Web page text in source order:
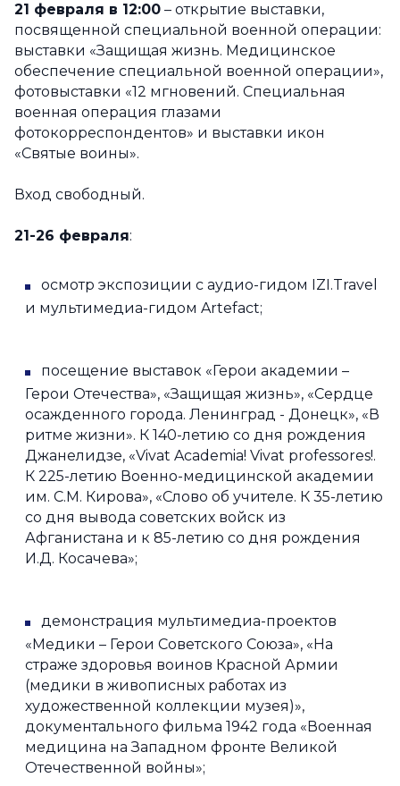
21 февраля в 12:00 – открытие выставки,
посвященной специальной военной операции:
выставки «Защищая жизнь. Медицинское
обеспечение специальной военной операции»,
фотовыставки «12 мгновений. Специальная
военная операция глазами
фотокорреспондентов» и выставки икон
«Святые воины».
Вход свободный.
21-26 февраля:
осмотр экспозиции с аудио-гидом IZI.Travel
и мультимедиа-гидом Artefact;
посещение выставок «Герои академии –
Герои Отечества», «Защищая жизнь», «Сердце
осажденного города. Ленинград - Донецк», «В
ритме жизни». К 140-летию со дня рождения
Джанелидзе, «Vivat Academia! Vivat professores!.
К 225-летию Военно-медицинской академии
им. С.М. Кирова», «Слово об учителе. К 35-летию
со дня вывода советских войск из
Афганистана и к 85-летию со дня рождения
И.Д. Косачева»;
демонстрация мультимедиа-проектов
«Медики – Герои Советского Союза», «На
страже здоровья воинов Красной Армии
(медики в живописных работах из
художественной коллекции музея)»,
документального фильма 1942 года «Военная
медицина на Западном фронте Великой
Отечественной войны»;